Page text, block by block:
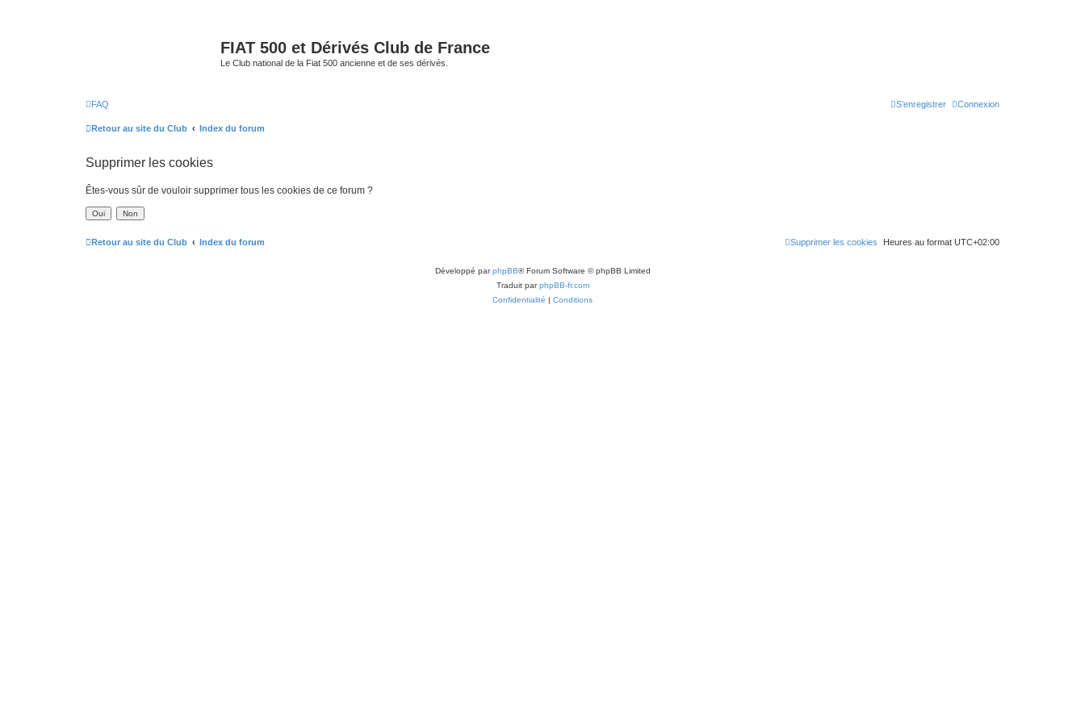
FIAT 500 et Dérivés Club de France
Le Club national de la Fiat 500 ancienne et de ses dérivés.
FAQ Connexion
S’enregistrer
Retour au site du Club Index du forum
Supprimer les cookies
Êtes-vous sûr de vouloir supprimer tous les cookies de ce forum ?
Retour au site du Club Index du forum Heures au format UTC+02:00
Supprimer les cookies
Développé parphpBB® Forum Software © phpBB Limited
Traduit parphpBB-fr.com
Confidentialité | Conditions